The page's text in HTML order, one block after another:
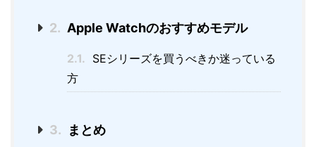
2. Apple Watchのおすすめモデル
2.1. SEシリーズを買うべきか迷っている
方
3. まとめ